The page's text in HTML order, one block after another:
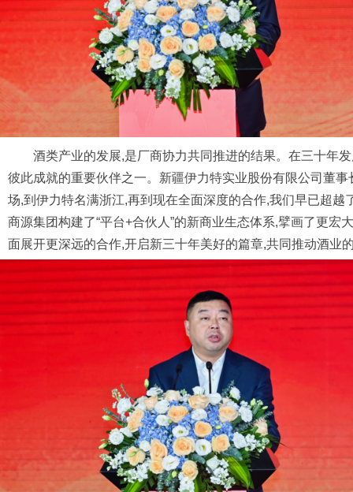
酒类产业的发展,是厂商协力共同推进的结果。在三十年
彼此成就的重要伙伴之一。新疆伊力特实业股份有限公司董
场,到伊力特名满浙江,再到现在全面深度的合作,我们早已超越
商源集团构建了“平台+合伙人”的新商业生态体系,擘画了更宏
面展开更深远的合作,开启新三十年美好的篇章,共同推动酒业